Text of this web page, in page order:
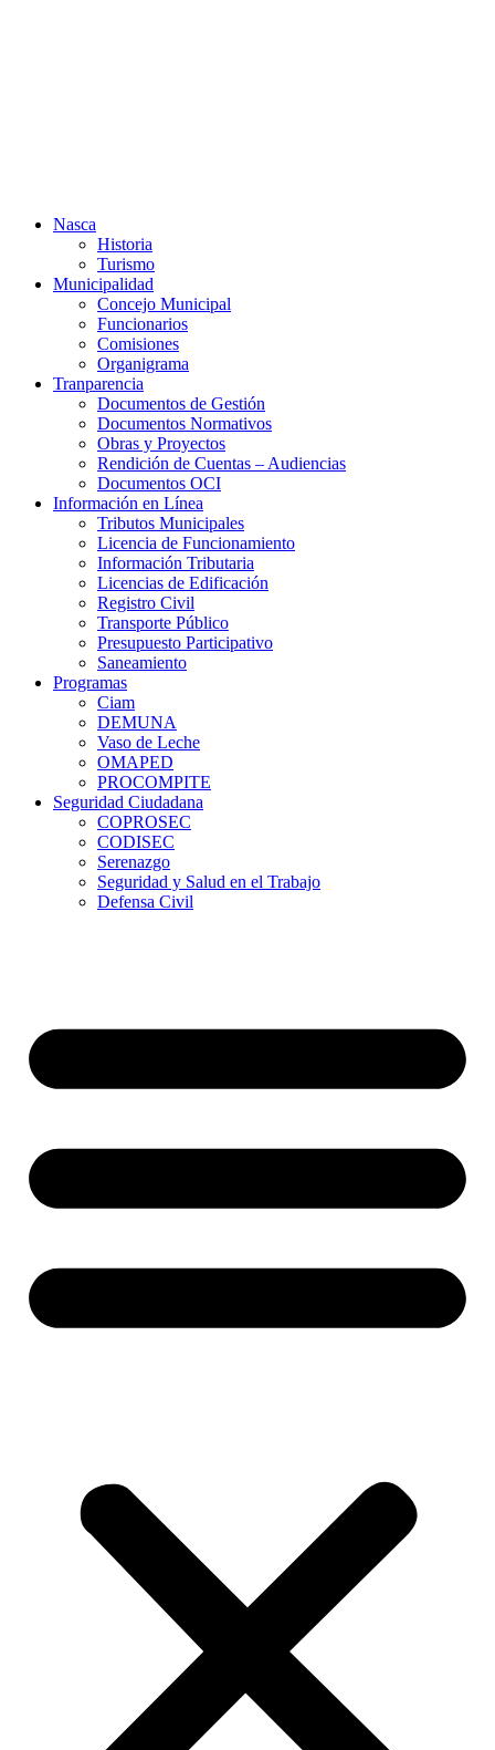
Nasca
Historia
Turismo
Municipalidad
Concejo Municipal
Funcionarios
Comisiones
Organigrama
Tranparencia
Documentos de Gestión
Documentos Normativos
Obras y Proyectos
Rendición de Cuentas – Audiencias
Documentos OCI
Información en Línea
Tributos Municipales
Licencia de Funcionamiento
Información Tributaria
Licencias de Edificación
Registro Civil
Transporte Público
Presupuesto Participativo
Saneamiento
Programas
Ciam
DEMUNA
Vaso de Leche
OMAPED
PROCOMPITE
Seguridad Ciudadana
COPROSEC
CODISEC
Serenazgo
Seguridad y Salud en el Trabajo
Defensa Civil